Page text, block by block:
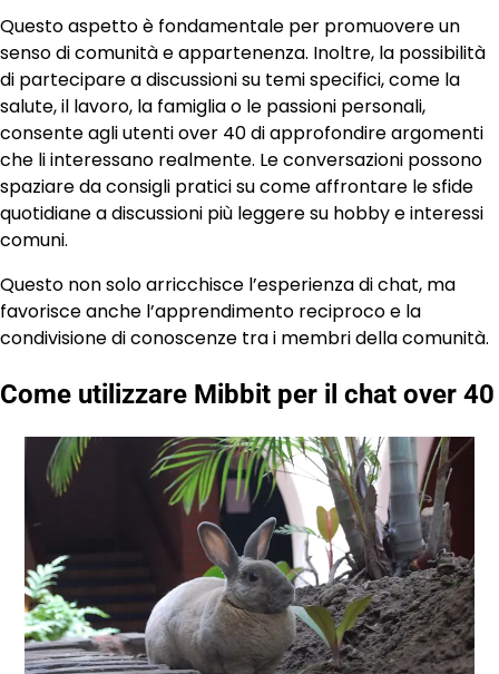
Questo aspetto è fondamentale per promuovere un
senso di comunità e appartenenza. Inoltre, la possibilità
di partecipare a discussioni su temi specifici, come la
salute, il lavoro, la famiglia o le passioni personali,
consente agli utenti over 40 di approfondire argomenti
che li interessano realmente. Le conversazioni possono
spaziare da consigli pratici su come affrontare le sfide
quotidiane a discussioni più leggere su hobby e interessi
comuni.
Questo non solo arricchisce l’esperienza di chat, ma
favorisce anche l’apprendimento reciproco e la
condivisione di conoscenze tra i membri della comunità.
Come utilizzare Mibbit per il chat over 40